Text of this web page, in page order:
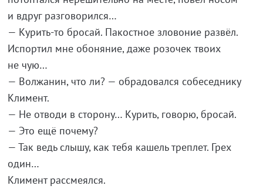
и вдруг разговорился…
— Курить-то бросай. Пакостное зловоние развёл.
Испортил мне обоняние, даже розочек твоих
не чую…
— Волжанин, что ли? — обрадовался собеседнику
Климент.
— Не отводи в сторону… Курить, говорю, бросай.
— Это ещё почему?
— Так ведь слышу, как тебя кашель треплет. Грех
один…
Климент рассмеялся.